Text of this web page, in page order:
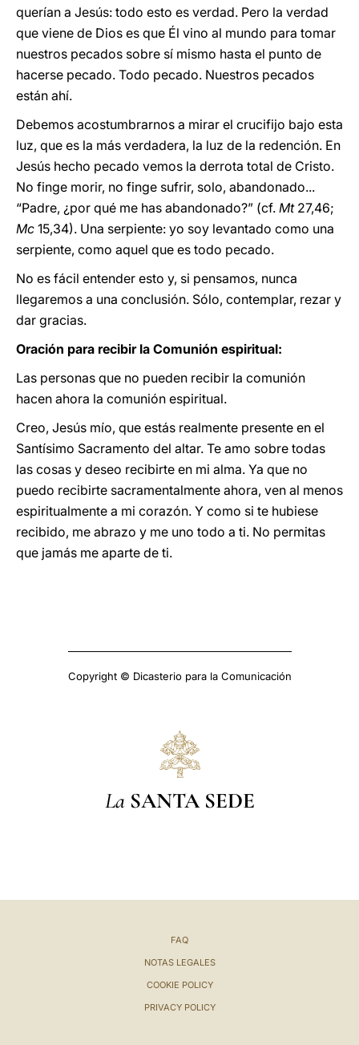
querían a Jesús: todo esto es verdad. Pero la verdad
que viene de Dios es que Él vino al mundo para tomar
nuestros pecados sobre sí mismo hasta el punto de
hacerse pecado. Todo pecado. Nuestros pecados
están ahí.
Debemos acostumbrarnos a mirar el crucifijo bajo esta
luz, que es la más verdadera, la luz de la redención. En
Jesús hecho pecado vemos la derrota total de Cristo.
No finge morir, no finge sufrir, solo, abandonado...
“Padre, ¿por qué me has abandonado?” (cf. Mt27,46;
Mc 15,34). Una serpiente: yo soy levantado como una
serpiente, como aquel que es todo pecado.
No es fácil entender esto y, si pensamos, nunca
llegaremos a una conclusión. Sólo, contemplar, rezar y
dar gracias.
Oración para recibir la Comunión espiritual:
Las personas que no pueden recibir la comunión
hacen ahora la comunión espiritual.
Creo, Jesús mío, que estás realmente presente en el
Santísimo Sacramento del altar. Te amo sobre todas
las cosas y deseo recibirte en mi alma. Ya que no
puedo recibirte sacramentalmente ahora, ven al menos
espiritualmente a mi corazón. Y como si te hubiese
recibido, me abrazo y me uno todo a ti. No permitas
que jamás me aparte de ti.
Copyright © Dicasterio para la Comunicación
La SANTA SEDE
FAQ
NOTAS LEGALES
COOKIE POLICY
PRIVACY POLICY